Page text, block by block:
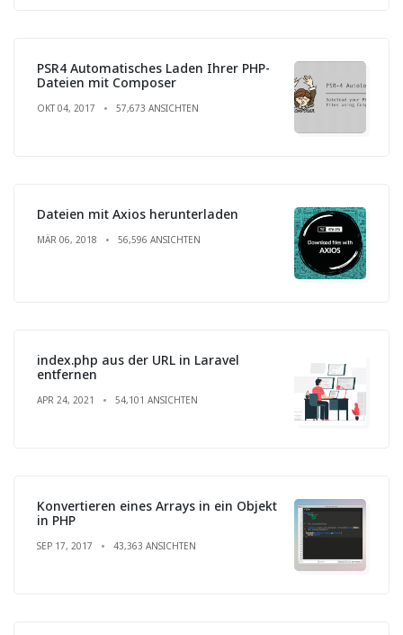
PSR4 Automatisches Laden Ihrer PHP-
Dateien mit Composer
OKT 04, 2017 57,673 ANSICHTEN
Dateien mit Axios herunterladen
MÄR 06, 2018 56,596 ANSICHTEN
index.php aus der URL in Laravel
entfernen
APR 24, 2021 54,101 ANSICHTEN
Konvertieren eines Arrays in ein Objekt
in PHP
SEP 17, 2017 43,363 ANSICHTEN